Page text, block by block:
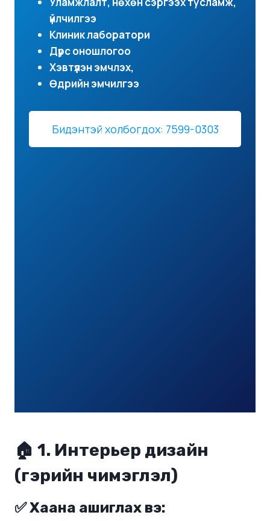
үйлчилгээ
Клиник лаборатори
Дүрс оношлогоо
Хэвтүүлэн эмчлэх,
Өдрийн эмчилгээ
Бидэнтэй холбогдох: 7599-0303
🏠 1. Интерьер дизайн
(гэрийн чимэглэл)
✅ Хаана ашиглах вэ: